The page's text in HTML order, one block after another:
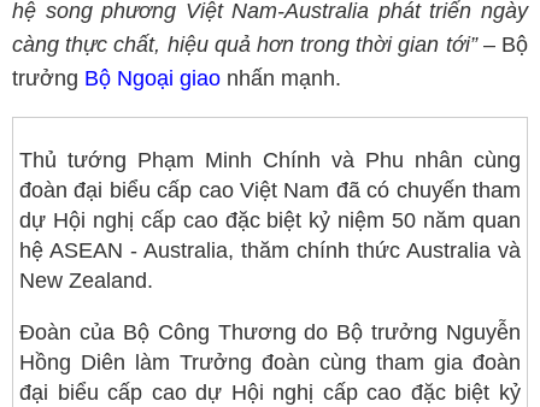
hệ song phương Việt Nam-Australia phát triển ngày
càng thực chất, hiệu quả hơn trong thời gian tới”– Bộ
trưởng Bộ Ngoại giao nhấn mạnh.
Thủ tướng Phạm Minh Chính và Phu nhân cùng
đoàn đại biểu cấp cao Việt Nam đã có chuyến tham
dự Hội nghị cấp cao đặc biệt kỷ niệm 50 năm quan
hệ ASEAN - Australia, thăm chính thức Australia và
New Zealand.
Đoàn của Bộ Công Thương do Bộ trưởng Nguyễn
Hồng Diên làm Trưởng đoàn cùng tham gia đoàn
đại biểu cấp cao dự Hội nghị cấp cao đặc biệt kỷ